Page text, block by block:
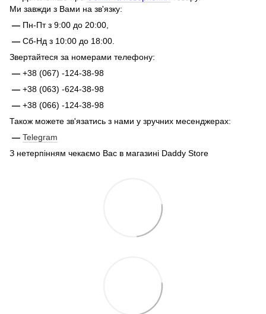
Ми завжди з Вами на зв'язку:
— Пн-Пт з 9:00 до 20:00,
— Сб-Нд з 10:00 до 18:00.
Звертайтеся за номерами телефону:
— +38 (067) -124-38-98
— +38 (063) -624-38-98
— +38 (066) -124-38-98
Також можете зв'язатись з нами у зручних месенджерах:
— Telegram
З нетерпінням чекаємо Вас в магазині Daddy Store